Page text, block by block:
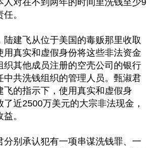
人对在不到两年的时间里洗钱至少9
。
陆建飞从位于美国的毒贩那里收取
用真实和虚假身份将这些非法资金
织其他成员注册的空壳公司的银行
中共洗钱组织的管理人员。甄淑君
飞的指示下，使用真实和虚假身
近2500万美元的大宗非法现金，
。
分别承认犯有一项串谋洗钱罪、一